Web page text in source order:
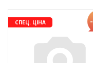
СПЕЦ. ЦІНА